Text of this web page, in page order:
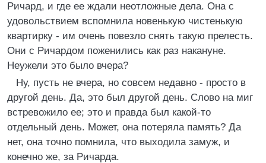
Ричард, и где ее ждали неотложные дела. Она с
удовольствием вспомнила новенькую чистенькую
квартирку - им очень повезло снять такую прелесть.
Они с Ричардом поженились как раз накануне.
Неужели это было вчера?
Ну, пусть не вчера, но совсем недавно - просто в
другой день. Да, это был другой день. Слово на миг
встревожило ее; это и правда был какой-то
отдельный день. Может, она потеряла память? Да
нет, она точно помнила, что выходила замуж, и
конечно же, за Ричарда.